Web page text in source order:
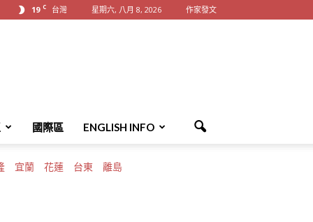
19 C 台灣 星期六, 八月 8, 2026 作家發文
國際區 ENGLISH INFO
宜蘭 花蓮 台東 離島